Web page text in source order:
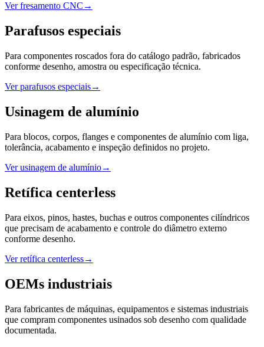
Ver fresamento CNC →
Parafusos especiais
Para componentes roscados fora do catálogo padrão, fabricados
conforme desenho, amostra ou especificação técnica.
Ver parafusos especiais→
Usinagem de alumínio
Para blocos, corpos, flanges e componentes de alumínio com liga,
tolerância, acabamento e inspeção definidos no projeto.
Ver usinagem de alumínio→
Retífica centerless
Para eixos, pinos, hastes, buchas e outros componentes cilíndricos
que precisam de acabamento e controle do diâmetro externo
conforme desenho.
Ver retífica centerless→
OEMs industriais
Para fabricantes de máquinas, equipamentos e sistemas industriais
que compram componentes usinados sob desenho com qualidade
documentada.